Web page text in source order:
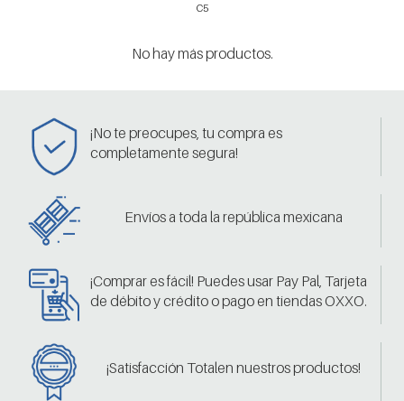
C5
No hay más productos.
¡No te preocupes, tu compra es
completamente segura!
Envíos a toda la república mexicana
¡Comprar es fácil! Puedes usar Pay Pal, Tarjeta
de débito y crédito o pago en tiendas OXXO.
¡Satisfacción Totalen nuestros productos!